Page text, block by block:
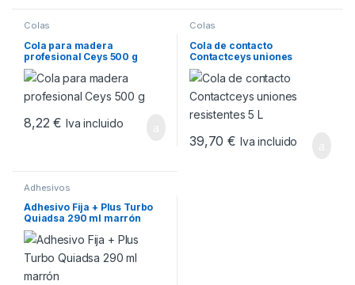
Colas
Cola para madera
profesional Ceys 500 g
8,22€ Iva incluido
Colas
Cola de contacto
Contactceys uniones
resistentes 5 L
39,70€ Iva incluido
Adhesivos
Adhesivo Fija + Plus Turbo
Quiadsa 290 ml marrón